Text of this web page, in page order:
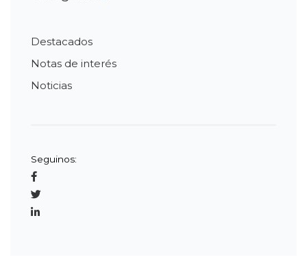
Destacados
Notas de interés
Noticias
Seguinos: